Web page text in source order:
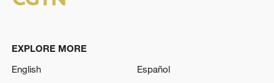
EXPLORE MORE
English
Español